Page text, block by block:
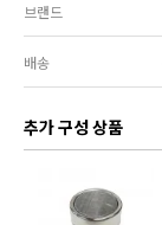
브랜드
배송
추가 구성 상품